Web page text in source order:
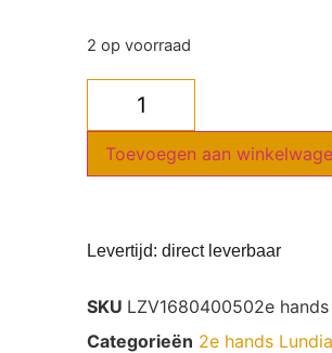
2 op voorraad
Toevoegen aan
Levertijd: direct leverbaar
SKU LZV1680400502e hands
Categorieën 2e hands